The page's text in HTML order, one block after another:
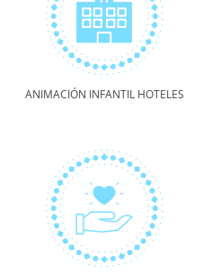
ANIMACIÓN INFANTIL HOTELES